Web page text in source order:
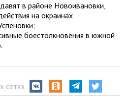
в районе Новоивановки,
на окраинах
боестолкновения в южной
сетях